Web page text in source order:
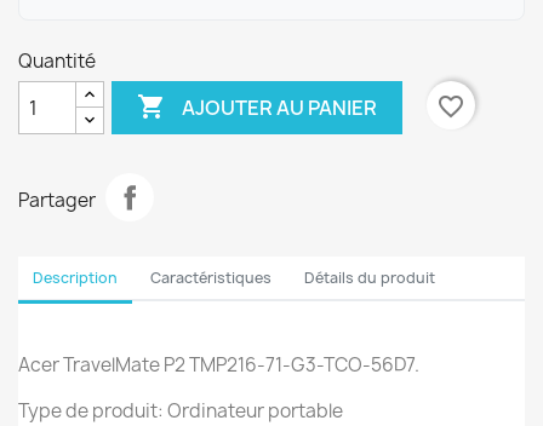
Quantité
 AJOUTER AU PANIER favorite_border
Partager
Description Caractéristiques Détails du produit
Acer TravelMate P2 TMP216-71-G3-TCO-56D7.
Type de produit: Ordinateur portable